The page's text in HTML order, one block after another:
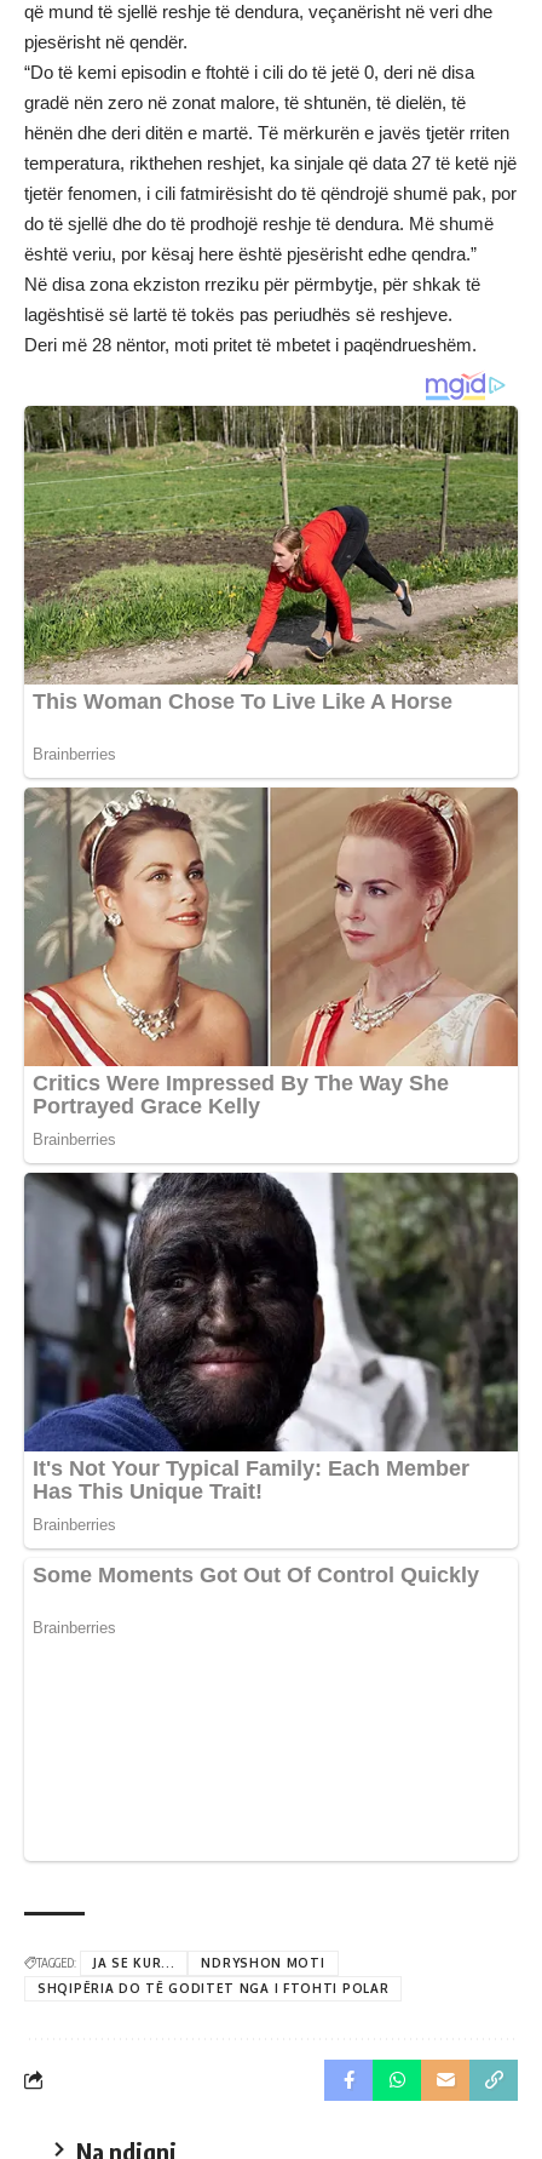
që mund të sjellë reshje të dendura, veçanërisht në veri dhe
pjesërisht në qendër.
“Do të kemi episodin e ftohtë i cili do të jetë 0, deri në disa
gradë nën zero në zonat malore, të shtunën, të dielën, të
hënën dhe deri ditën e martë. Të mërkurën e javës tjetër rriten
temperatura, rikthehen reshjet, ka sinjale që data 27 të ketë një
tjetër fenomen, i cili fatmirësisht do të qëndrojë shumë pak, por
do të sjellë dhe do të prodhojë reshje të dendura. Më shumë
është veriu, por kësaj here është pjesërisht edhe qendra.”
Në disa zona ekziston rreziku për përmbytje, për shkak të
lagështisë së lartë të tokës pas periudhës së reshjeve.
Deri më 28 nëntor, moti pritet të mbetet i paqëndrueshëm.
TAGGED: JA SE KUR...
NDRYSHON MOTI
SHQIPËRIA DO TË GODITET NGA I FTOHTI POLAR
Na ndiqni